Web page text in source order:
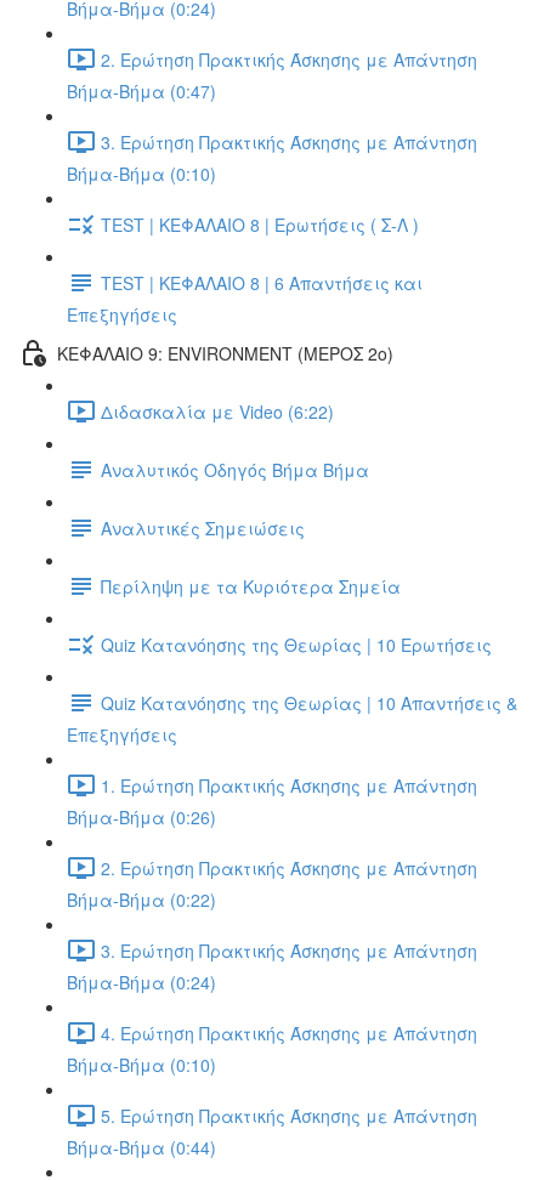
Βήμα-Βήμα (0:24)
2. Ερώτηση Πρακτικής Άσκησης με Απάντηση
Βήμα-Βήμα (0:47)
3. Ερώτηση Πρακτικής Άσκησης με Απάντηση
Βήμα-Βήμα (0:10)
TEST | ΚΕΦΑΛΑΙΟ 8 | Ερωτήσεις ( Σ-Λ )
TEST | ΚΕΦΑΛΑΙΟ 8 | 6 Απαντήσεις και
Επεξηγήσεις
ΚΕΦΑΛΑΙΟ 9: ENVIRONMENT (ΜΕΡΟΣ 2o)
Διδασκαλία με Video (6:22)
Αναλυτικός Οδηγός Βήμα Βήμα
Αναλυτικές Σημειώσεις
Περίληψη με τα Κυριότερα Σημεία
Quiz Κατανόησης της Θεωρίας | 10 Ερωτήσεις
Quiz Κατανόησης της Θεωρίας | 10 Απαντήσεις &
Επεξηγήσεις
1. Ερώτηση Πρακτικής Άσκησης με Απάντηση
Βήμα-Βήμα (0:26)
2. Ερώτηση Πρακτικής Άσκησης με Απάντηση
Βήμα-Βήμα (0:22)
3. Ερώτηση Πρακτικής Άσκησης με Απάντηση
Βήμα-Βήμα (0:24)
4. Ερώτηση Πρακτικής Άσκησης με Απάντηση
Βήμα-Βήμα (0:10)
5. Ερώτηση Πρακτικής Άσκησης με Απάντηση
Βήμα-Βήμα (0:44)